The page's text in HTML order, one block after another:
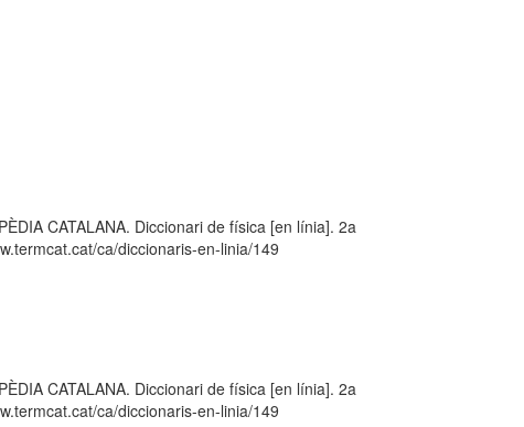
CATALANA. Diccionari de física [en línia]. 2a
ca/diccionaris-en-linia/149
CATALANA. Diccionari de física [en línia]. 2a
ca/diccionaris-en-linia/149